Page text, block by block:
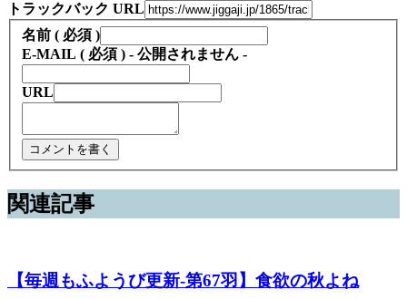
トラックバック URL
名前 ( 必須 )
E-MAIL ( 必須 ) - 公開されません -
URL
関連記事
【毎週もふようび更新-第67羽】食欲の秋よね